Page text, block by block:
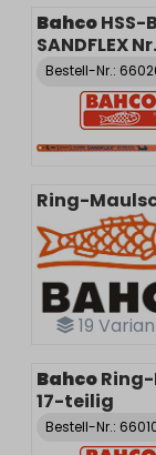
Bahco
SANDFLEX
Bestell-Nr.:
19
Ring-
BahcoRing-
17-teilig
Bestell-Nr.: